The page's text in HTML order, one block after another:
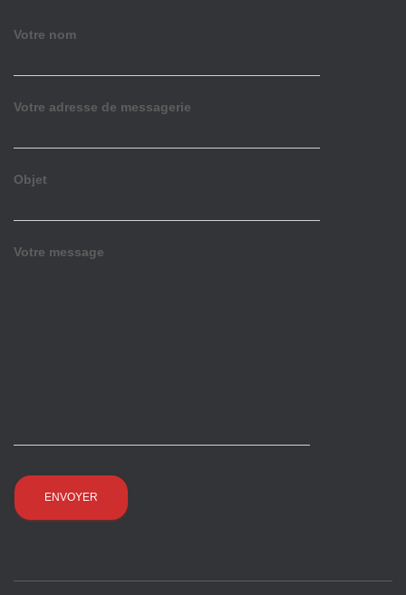
Votre nom
Votre adresse de messagerie
Objet
Votre message